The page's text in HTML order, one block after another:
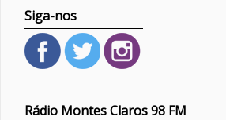
Siga-nos
Rádio Montes Claros 98 FM